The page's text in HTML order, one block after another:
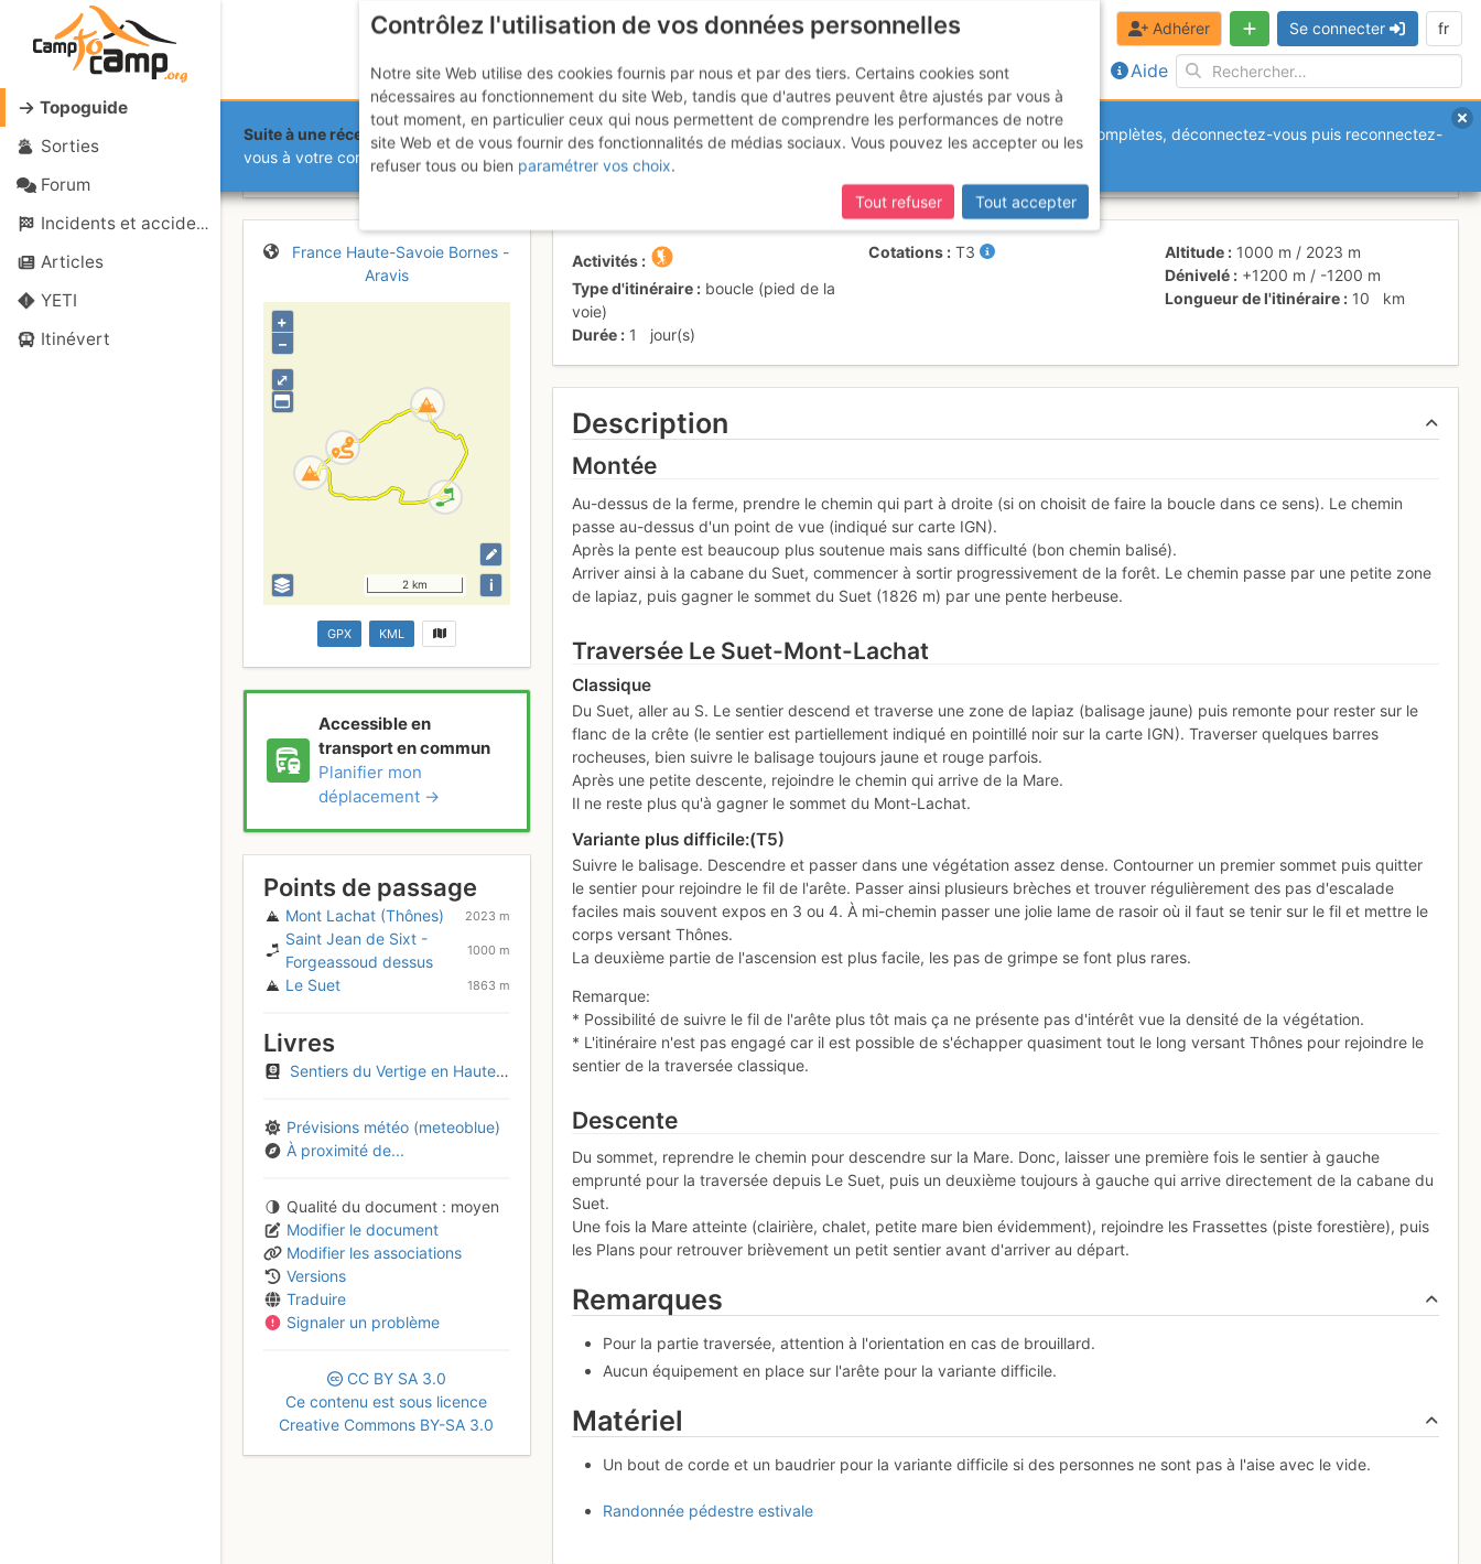
Topoguide
Sorties
Forum
Incidents et accidents
Articles
YETI
Itinévert
Aide
Adhérer Se connecter fr
Suite à une récente et importante mise à jour du site,si certaines pages ne sont plus accessibles, manquantes ou incomplètes, déconnectez-vous puis reconnectez-
vous à votre compte sur le site.
Boucle le Suet >> Mont Lachat
France Haute-Savoie Bornes -
Aravis
⤢
+
–
2 km i
GPX KML
Accessible en
transport en commun
Planifier mon
déplacement →
Points de passage
Mont Lachat (Thônes) 2023 m
Saint Jean de Sixt -
Forgeassoud dessus
1000 m
Le Suet 1863 m
Livres
Sentiers du Vertige en Haute-Savoie
Prévisions météo (meteoblue)
À proximité de...
Qualité du document
moyen
Modifier le document
Modifier les associations
Versions
Traduire
Signaler un problème
CC BY SA 3.0
Ce contenu est sous licence
Creative Commons BY-SA 3.0
Activités
Type d'itinéraire
boucle (pied de la
voie)
Durée
1 jour(s)
Cotations T3 Altitude 1000 m / 2023 m
Dénivelé
+1200 m / -1200 m
Longueur de l'itinéraire
10 km
Description
Montée
Au-dessus de la ferme, prendre le chemin qui part à droite (si on choisit de faire la boucle dans ce sens). Le chemin
passe au-dessus d'un point de vue (indiqué sur carte IGN).
Après la pente est beaucoup plus soutenue mais sans difficulté (bon chemin balisé).
Arriver ainsi à la cabane du Suet, commencer à sortir progressivement de la forêt. Le chemin passe par une petite zone
de lapiaz, puis gagner le sommet du Suet (1826 m) par une pente herbeuse.
Traversée Le Suet-Mont-Lachat
Classique
Du Suet, aller au S. Le sentier descend et traverse une zone de lapiaz (balisage jaune) puis remonte pour rester sur le
flanc de la crête (le sentier est partiellement indiqué en pointillé noir sur la carte IGN). Traverser quelques barres
rocheuses, bien suivre le balisage toujours jaune et rouge parfois.
Après une petite descente, rejoindre le chemin qui arrive de la Mare.
Il ne reste plus qu'à gagner le sommet du Mont-Lachat.
Variante plus difficile:(T5)
Suivre le balisage. Descendre et passer dans une végétation assez dense. Contourner un premier sommet puis quitter
le sentier pour rejoindre le fil de l'arête. Passer ainsi plusieurs brèches et trouver régulièrement des pas d'escalade
faciles mais souvent expos en 3 ou 4. À mi-chemin passer une jolie lame de rasoir où il faut se tenir sur le fil et mettre le
corps versant Thônes.
La deuxième partie de l'ascension est plus facile, les pas de grimpe se font plus rares.
Remarque:
* Possibilité de suivre le fil de l'arête plus tôt mais ça ne présente pas d'intérêt vue la densité de la végétation.
* L'itinéraire n'est pas engagé car il est possible de s'échapper quasiment tout le long versant Thônes pour rejoindre le
sentier de la traversée classique.
Descente
Du sommet, reprendre le chemin pour descendre sur la Mare. Donc, laisser une première fois le sentier à gauche
emprunté pour la traversée depuis Le Suet, puis un deuxième toujours à gauche qui arrive directement de la cabane du
Suet.
Une fois la Mare atteinte (clairière, chalet, petite mare bien évidemment), rejoindre les Frassettes (piste forestière), puis
les Plans pour retrouver brièvement un petit sentier avant d'arriver au départ.
Remarques
Pour la partie traversée, attention à l'orientation en cas de brouillard.
Aucun équipement en place sur l'arête pour la variante difficile.
Matériel
Un bout de corde et un baudrier pour la variante difficile si des personnes ne sont pas à l'aise avec le vide.
Randonnée pédestre estivale
Contrôlez l'utilisation de vos données personnelles
Notre site Web utilise des cookies fournis par nous et par des tiers. Certains cookies sont
nécessaires au fonctionnement du site Web, tandis que d'autres peuvent être ajustés par vous à
tout moment, en particulier ceux qui nous permettent de comprendre les performances de notre
site Web et de vous fournir des fonctionnalités de médias sociaux. Vous pouvez les accepter ou les
refuser tous ou bien paramétrer vos choix.
Tout refuser
Tout accepter